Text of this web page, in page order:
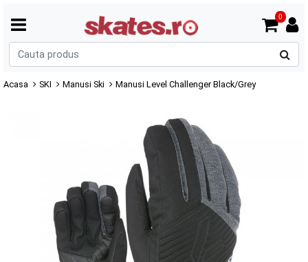
0
Acasa SKI Manusi Ski Manusi Level Challenger Black/Grey